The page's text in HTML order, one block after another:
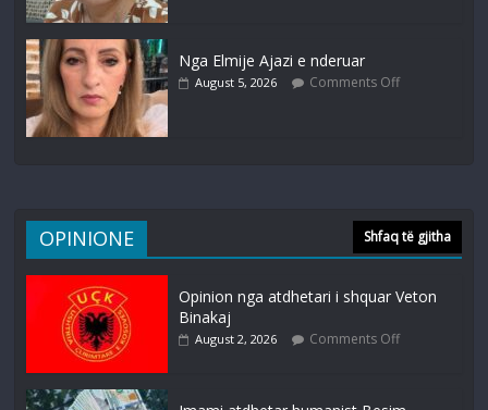
Nga Elmije Ajazi e nderuar
August 5, 2026 Comments Off
OPINIONE Shfaq të gjitha
Opinion nga atdhetari i shquar Veton
Binakaj
August 2, 2026 Comments Off